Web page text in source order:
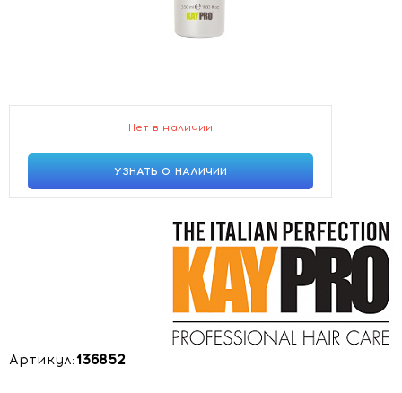
Нет в наличии
УЗНАТЬ О НАЛИЧИИ
Артикул:136852